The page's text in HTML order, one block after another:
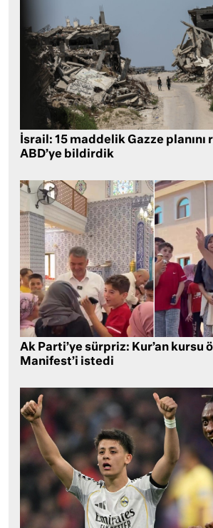
İsrail: 15 maddelik Gazze
ABD’ye bildirdik
Ak Parti’ye sürpriz: Kur’an kursu
Manifest’i istedi